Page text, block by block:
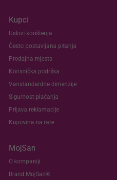
Kupci
Uslovi korištenja
Često postavljana pitanja
Prodajna mjesta
Korisnička podrška
Vanstandardne dimenzije
Sigurnost plaćanja
Prijava reklamacije
Kupovina na rate
MojSan
O kompaniji
Brand MojSan®